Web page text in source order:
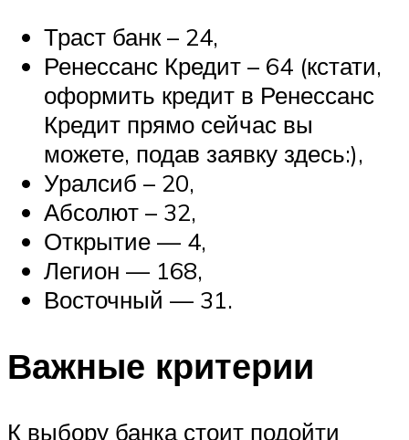
Траст банк – 24,
Ренессанс Кредит – 64 (кстати,
оформить кредит в Ренессанс
Кредит прямо сейчас вы
можете, подав заявку здесь:),
Уралсиб – 20,
Абсолют – 32,
Открытие — 4,
Легион — 168,
Восточный — 31.
Важные критерии
К выбору банка стоит подойти